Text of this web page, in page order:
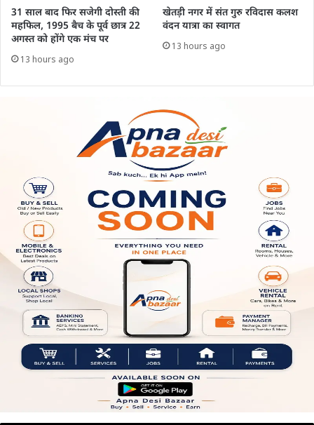
31 साल बाद फिर सजेगी दोस्ती की
महफिल, 1995 बैच के पूर्व छात्र 22
अगस्त को होंगे एक मंच पर
13 hours ago
खेतड़ी नगर में संत गुरु रविदास कलश
वंदन यात्रा का स्वागत
13 hours ago